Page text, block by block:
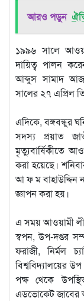
আরও পড়ুন
১৯৯৬ সালে
দায়িত্ব পালন
আব্দুস সামাদ
সালের ২৭ এপ্রিল
এদিকে, বঙ্গবন্ধুর
সদস্য প্রয়াত
মৃত্যুবার্ষিকীতে
করা হয়েছে।
আ ফ ম বাহাউদ্দিন
জ্ঞাপন করা হয়।
এ সময় আওয়ামী
স্বপন, উপ-দপ্তর
ফরাজী, নির্মল
বিশ্ববিদ্যালয়ের
পক্ষ থেকে
এডভোকেট জাবের